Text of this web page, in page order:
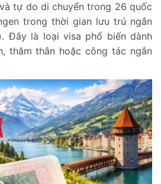
tự do di chuyển trong 26 quốc
trong thời gian lưu trú ngắn
Đây là loại visa phổ biến dành
thăm thân hoặc công tác ngắn